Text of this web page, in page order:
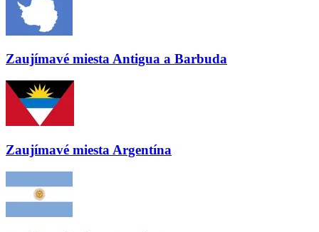
Zaujímavé miestaAntigua a Barbuda
Zaujímavé miesta Argentína